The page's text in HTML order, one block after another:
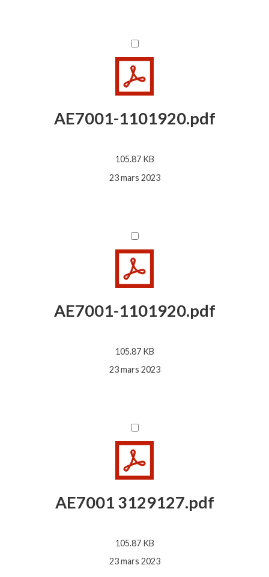
AE7001-1101920.pdf
105.87 KB
23 mars 2023
AE7001-1101920.pdf
105.87 KB
23 mars 2023
AE7001 3129127.pdf
105.87 KB
23 mars 2023